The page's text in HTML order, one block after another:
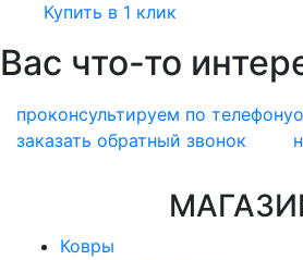
Купить в 1 клик
Вас что-то
проконсультируем по телефону
заказать обратный звонок
Ковры